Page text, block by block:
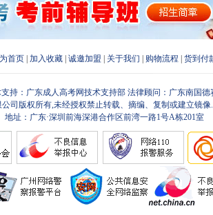
首页 加入收藏 诚邀加盟 关于我们 购物流程 货到付
持：广东成人高考网技术支持部 法律顾问：广东南国
司版权所有,未经授权禁止转载、摘编、复制或建立镜
地址：广东·深圳前海深港合作区前湾一路1号A栋201室